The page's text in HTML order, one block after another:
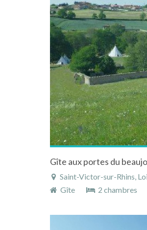
Saint-Victor-sur-Rhins,
Gîte
2 chambres